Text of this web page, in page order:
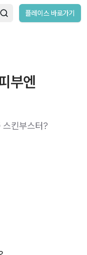
플레이스 바로가기
부엔
킨부스터?